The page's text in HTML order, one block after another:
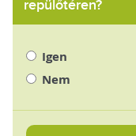
repülőtéren?
Igen
Nem